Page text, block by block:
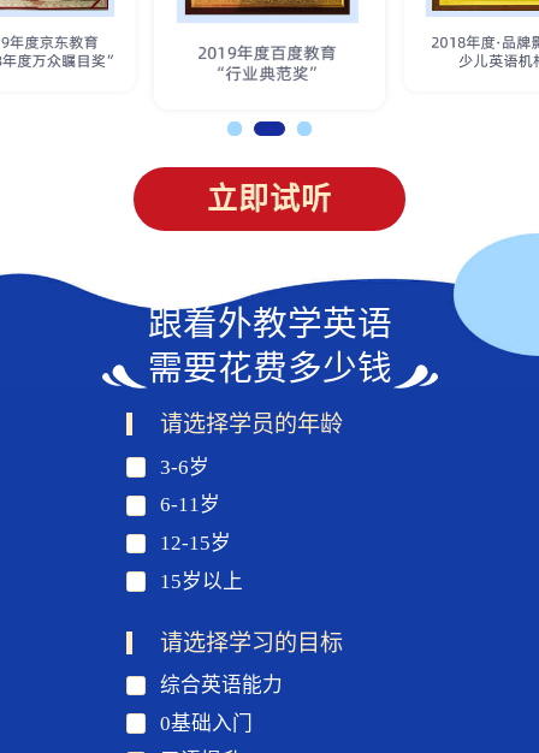
立即试听
跟着外教学英语
需要花费多少钱
请选择学员的年龄
3-6岁
6-11岁
12-15岁
15岁以上
请选择学习的目标
综合英语能力
0基础入门